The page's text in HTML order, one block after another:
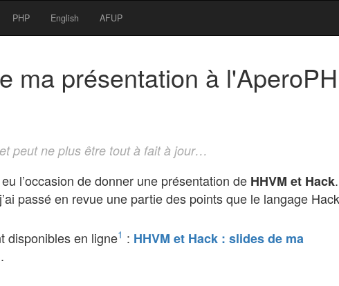
PHP English AFUP
ma présentation à
peut ne plus être tout à fait à jour…
l’occasion de donner une présentation de HHVM et Hack
passé en revue une partie des points que le langage Hack
disponibles en ligne1 : HHVM et Hack : slides de ma
.